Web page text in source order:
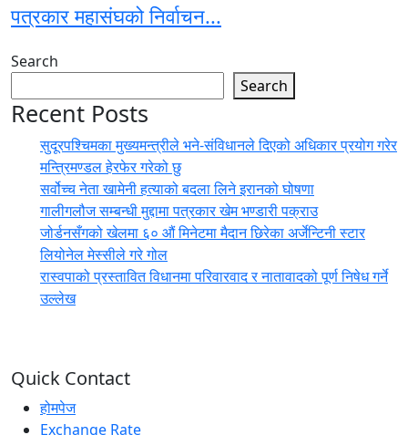
पत्रकार महासंघको निर्वाचन...
Search
Search
Recent Posts
सुदूरपश्चिमका मुख्यमन्त्रीले भने-संविधानले दिएको अधिकार प्रयोग गरेर
मन्त्रिमण्डल हेरफेर गरेको छु
सर्वोच्च नेता खामेनी हत्याको बदला लिने इरानको घोषणा
गालीगलौज सम्बन्धी मुद्दामा पत्रकार खेम भण्डारी पक्राउ
जोर्डनसँगको खेलमा ६० औं मिनेटमा मैदान छिरेका अर्जेन्टिनी स्टार
लियोनेल मेस्सीले गरे गोल
रास्वपाको प्रस्तावित विधानमा परिवारवाद र नातावादको पूर्ण निषेध गर्ने
उल्लेख
Quick Contact
होमपेज
Exchange Rate